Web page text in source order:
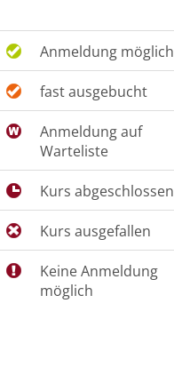
Anmeldung möglich
fast ausgebucht
Anmeldung auf
Warteliste
Kurs abgeschlossen
Kurs ausgefallen
Keine Anmeldung
möglich